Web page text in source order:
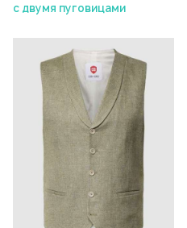
с двумя пуговицами